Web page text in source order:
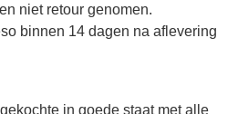
niet retour genomen.
binnen 14 dagen na aflevering
in goede staat met alle